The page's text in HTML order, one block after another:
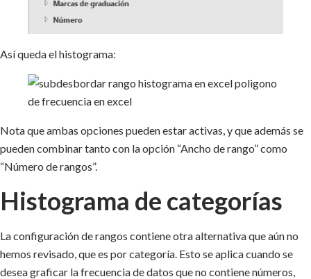
Así queda el histograma:
Nota que ambas opciones pueden estar activas, y que además se
pueden combinar tanto con la opción “Ancho de rango” como
“Número de rangos”.
Histograma de categorías
La configuración de rangos contiene otra alternativa que aún no
hemos revisado, que es por categoría. Esto se aplica cuando se
desea graficar la frecuencia de datos que no contiene números,